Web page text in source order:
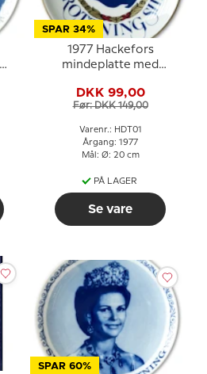
SPAR 34%
1977 Hackefors
mindeplatte med
DKK 99,00
Før: DKK 149,00
Varenr.: HDT01
Årgang: 1977
Mål: Ø: 20 cm
PÅ LAGER
Se vare
SPAR 60%